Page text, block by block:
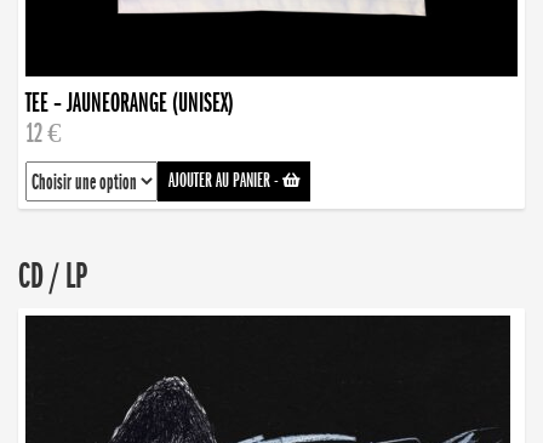
TEE – JAUNEORANGE (UNISEX)
12 €
AJOUTER AU PANIER-
CD / LP